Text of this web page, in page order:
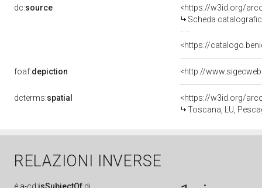
dc:source
<https://w3id.org/
Scheda
<https://
foaf:depiction
dcterms:spatial
<https://w3id.org/
Toscana, LU,
RELAZIONI INVERSE